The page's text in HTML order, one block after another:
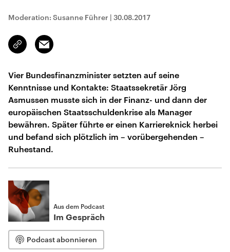
Moderation: Susanne Führer | 30.08.2017
Link
kopieren/teilen
Email
Vier Bundesfinanzminister setzten auf seine
Kenntnisse und Kontakte: Staatssekretär Jörg
Asmussen musste sich in der Finanz- und dann der
europäischen Staatsschuldenkrise als Manager
bewähren. Später führte er einen Karriereknick herbei
und befand sich plötzlich im – vorübergehenden –
Ruhestand.
Aus dem Podcast
Im Gespräch
Podcast abonnieren